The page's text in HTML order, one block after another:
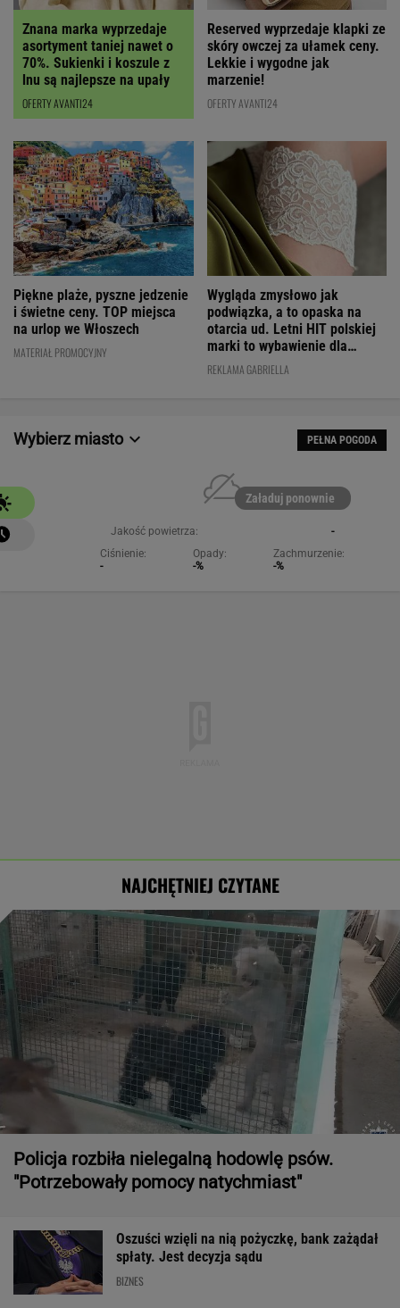
Znana marka wyprzedaje
asortyment taniej nawet o
70%. Sukienki i koszule z
lnu są najlepsze na upały
OFERTY AVANTI24
Reserved wyprzedaje klapki ze
skóry owczej za ułamek ceny.
Lekkie i wygodne jak
marzenie!
OFERTY AVANTI24
Piękne plaże, pyszne jedzenie
i świetne ceny. TOP miejsca
na urlop we Włoszech
MATERIAŁ PROMOCYJNY
Wygląda zmysłowo jak
podwiązka, a to opaska na
otarcia ud. Letni HIT polskiej
marki to wybawienie dla
kobiet!
REKLAMA GABRIELLA
Wybierz miasto PEŁNA POGODA
Załaduj ponownie
Jakość powietrza:
-
Ciśnienie:
-
Opady:
-%
Zachmurzenie:
-%
NAJCHĘTNIEJ CZYTANE
Policja rozbiła nielegalną hodowlę psów.
"Potrzebowały pomocy natychmiast"
Oszuści wzięli na nią pożyczkę, bank zażądał
spłaty. Jest decyzja sądu
BIZNES